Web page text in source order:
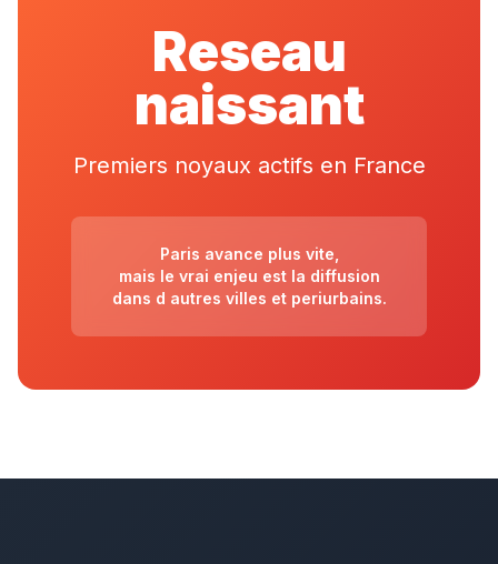
Reseau
naissant
Premiers noyaux actifs en France
Paris avance plus vite,
mais le vrai enjeu est la diffusion
dans d autres villes et periurbains.